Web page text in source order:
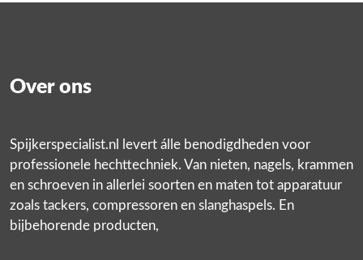
Over ons
Spijkerspecialist.nl levert álle benodigdheden voor
professionele hechttechniek. Van nieten, nagels, krammen
en schroeven in allerlei soorten en maten tot apparatuur
zoals tackers, compressoren en slanghaspels. En
bijbehorende producten,